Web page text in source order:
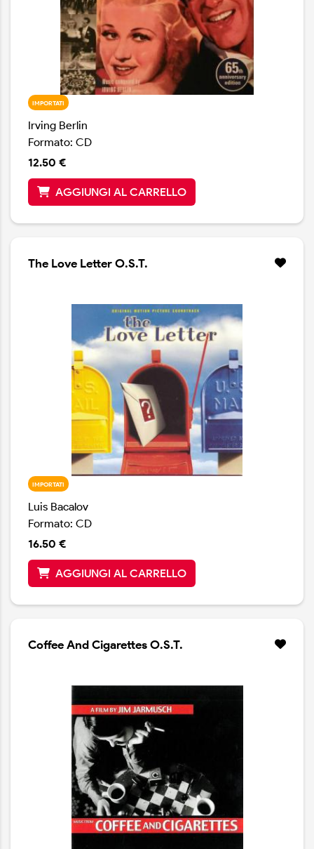
IMPORTATI
Irving Berlin
Formato: CD
12.50 €
AGGIUNGI AL CARRELLO
The Love Letter O.S.T.
IMPORTATI
Luis Bacalov
Formato: CD
16.50 €
AGGIUNGI AL CARRELLO
Coffee And Cigarettes O.S.T.